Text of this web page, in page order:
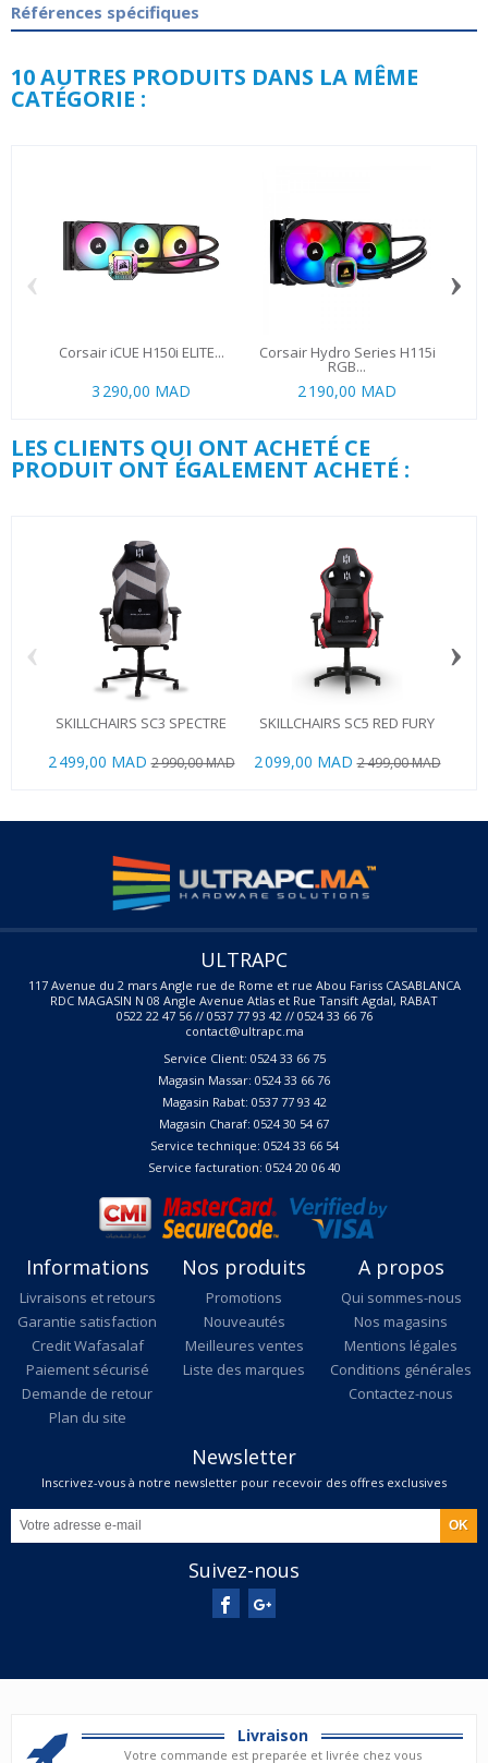
Références spécifiques
10 AUTRES PRODUITS DANS LA MÊME
CATÉGORIE :
Corsair iCUE H150i ELITE...
3 290,00 MAD
Corsair Hydro Series H115i
RGB...
2 190,00 MAD
‹ ›
LES CLIENTS QUI ONT ACHETÉ CE
PRODUIT ONT ÉGALEMENT ACHETÉ :
SKILLCHAIRS SC3 SPECTRE
2 499,00 MAD 2 990,00 MAD
SKILLCHAIRS SC5 RED FURY
2 099,00 MAD 2 499,00 MAD
‹ ›
ULTRAPC
117 Avenue du 2 mars Angle rue de Rome et rue Abou Fariss CASABLANCA
RDC MAGASIN N 08 Angle Avenue Atlas et Rue Tansift Agdal, RABAT
0522 22 47 56 // 0537 77 93 42 // 0524 33 66 76
contact@ultrapc.ma
Service Client: 0524 33 66 75
Magasin Massar: 0524 33 66 76
Magasin Rabat: 0537 77 93 42
Magasin Charaf: 0524 30 54 67
Service technique: 0524 33 66 54
Service facturation: 0524 20 06 40
Informations
Livraisons et retours
Garantie satisfaction
Credit Wafasalaf
Paiement sécurisé
Demande de retour
Plan du site
Nos produits
Promotions
Nouveautés
Meilleures ventes
Liste des marques
A propos
Qui sommes-nous
Nos magasins
Mentions légales
Conditions générales
Contactez-nous
Newsletter
Inscrivez-vous à notre newsletter pour recevoir des offres exclusives
Suivez-nous
Livraison
Votre commande est preparée et livrée chez vous